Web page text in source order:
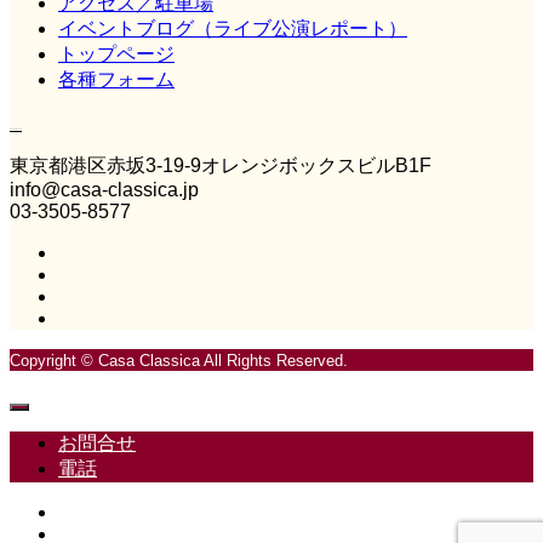
イベントブログ（ライブ公演レポート）
トップページ
各種フォーム
東京都港区赤坂3‐19‐9オレンジボックスビルB1F
info@casa-classica.jp
03-3505-8577
Copyright © Casa Classica All Rights Reserved.
お問合せ
電話